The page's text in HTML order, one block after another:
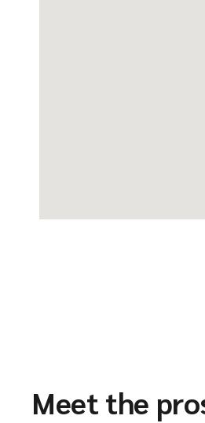
Meet the